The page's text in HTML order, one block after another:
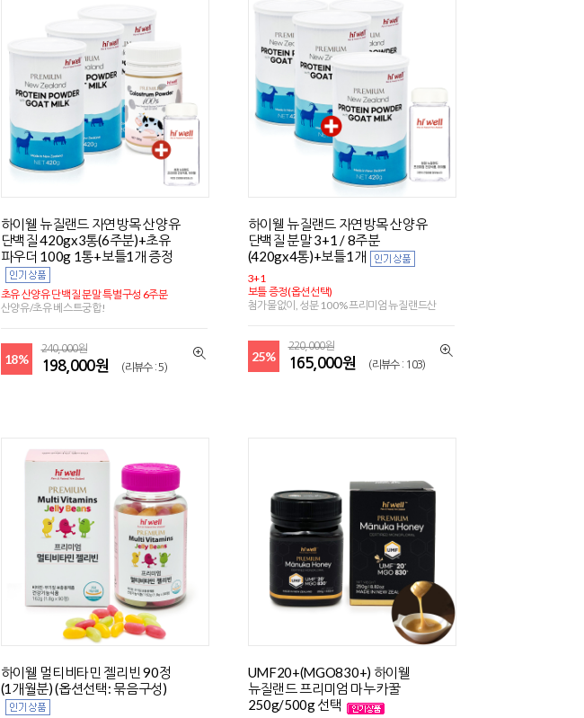
하이웰 뉴질랜드 자연방목 산양유
단백질 420gx3통(6주분)+초유
파우더 100g 1통+보틀1개 증정
초유 산양유 단백질 분말 특별구성 6주분
산양유/초유 베스트궁합!
18%
240,000원
198,000원 (리뷰수 : 5)
하이웰 뉴질랜드 자연방목 산양유
단백질 분말 3+1 / 8주분
(420gx4통)+보틀1개
3+1
보틀 증정(옵션선택)
첨가물없이, 성분 100% 프리미엄 뉴질랜드산
25%
220,000원
165,000원 (리뷰수 : 103)
하이웰 멀티비타민 젤리빈 90정
(1개월분) (옵션선택: 묶음구성)
UMF20+(MGO830+) 하이웰
뉴질랜드 프리미엄 마누카꿀
250g/500g 선택